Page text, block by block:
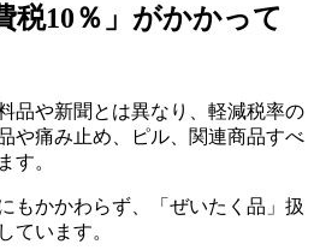
税10％」がかかって
品や新聞とは異なり、軽減税率の
や痛み止め、ピル、関連商品すべ
す。
もかかわらず、「ぜいたく品」扱
ています。